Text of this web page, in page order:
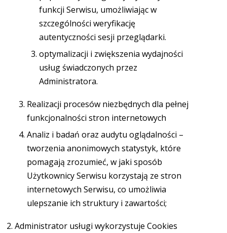
funkcji Serwisu, umożliwiając w
szczególności weryfikację
autentyczności sesji przeglądarki.
optymalizacji i zwiększenia wydajności
usług świadczonych przez
Administratora.
Realizacji procesów niezbędnych dla pełnej
funkcjonalności stron internetowych
Analiz i badań oraz audytu oglądalności –
tworzenia anonimowych statystyk, które
pomagają zrozumieć, w jaki sposób
Użytkownicy Serwisu korzystają ze stron
internetowych Serwisu, co umożliwia
ulepszanie ich struktury i zawartości;
Administrator usługi wykorzystuje Cookies